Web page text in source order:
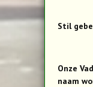
Stil
Onze
naam